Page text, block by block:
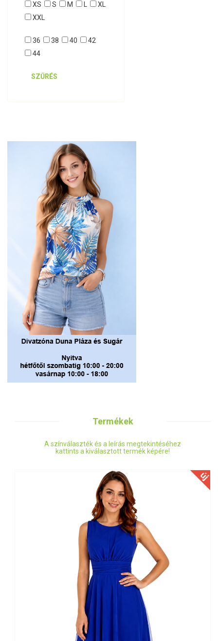
XS S M L
XL
XXL
36 38 40
42
44
SZŰRÉS
Termékek
A színválaszték és a leírás megtekintéséhez
kattints a kiválasztott termék képére!